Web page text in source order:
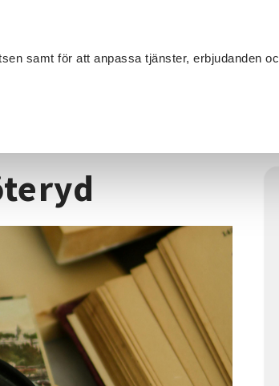
samt för att anpassa tjänster, erbjudanden